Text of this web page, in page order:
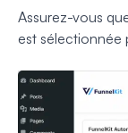
Assurez-vous
est sélectionnée